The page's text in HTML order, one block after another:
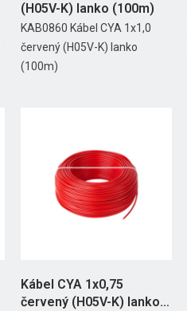
(H05V-K) lanko (100m)
KAB0860 Kábel CYA 1x1,0
červený (H05V-K) lanko
(100m)
Kábel CYA 1x0,75
červený (H05V-K) lanko